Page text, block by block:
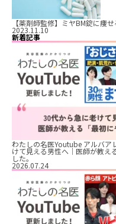
【薬剤師監修】ミヤBM錠に痩
2023.11.10
新着記事
わたしの名医Youtube アルバア
けて見える男性へ｜医師が教え
した。
2026.07.24